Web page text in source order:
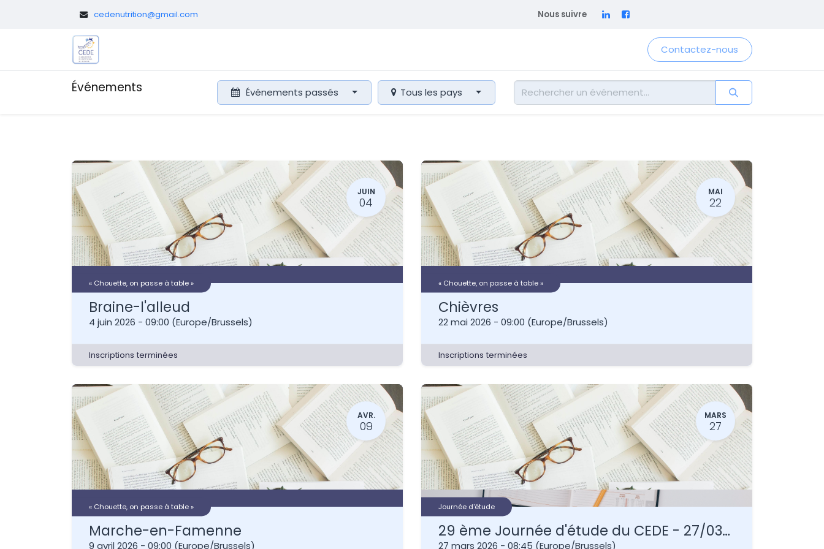
cedenutrition@gmail.com Nous suivre
Contactez-nous
Événements Événements passés Tous les pays
JUIN
04
« Chouette, on passe à table »
Braine-l'alleud
4 juin 2026 - 09:00 (Europe/Brussels)
Inscriptions terminées
MAI
22
« Chouette, on passe à table »
Chièvres
22 mai 2026 - 09:00 (Europe/Brussels)
Inscriptions terminées
AVR.
09
« Chouette, on passe à table »
Marche-en-Famenne
9 avril 2026 - 09:00 (Europe/Brussels)
MARS
27
Journée d'étude
29 ème Journée d'étude du CEDE - 27/03/2026
27 mars 2026 - 08:45 (Europe/Brussels)